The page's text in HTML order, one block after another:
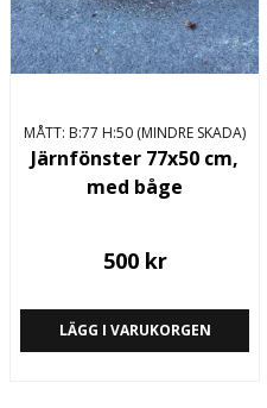
MÅTT: B:77 H:50 (MINDRE SKADA)
Järnfönster 77x50 cm,
med båge
500 kr
LÄGG I VARUKORGEN